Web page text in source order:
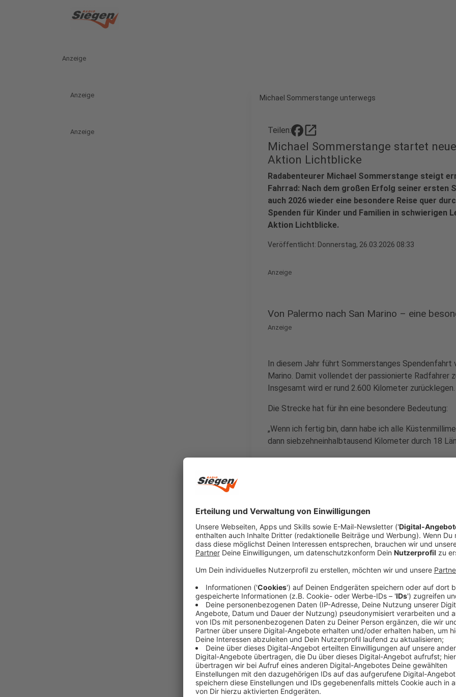
Anzeige
Anzeige
Anzeige
Michael Sommerstange unterwegs
Teilen: open_in_new
Michael Sommerstange startet
Aktion Lichtblicke
Radabenteurer Michael Sommerstange steigt
Fahrrad: Nach dem großen Erfolg seiner ersten
auch 2026 wieder eine besondere Reise quer
Spenden für Kinder und Familien in schwierigen
Aktion Lichtblicke.
Veröffentlicht: Donnerstag, 26.03.2026 08:33
Anzeige
Von Palermo nach San Marino – eine
Anzeige
In diesem Jahr führt Sommerstanges Spendenfahrt
Marino. Damit vollendet der passionierte Radfahrer
Insgesamt wird er rund 2.600 Kilometer zurücklegen.
Die Strecke hat für ihn eine besondere Bedeutung:
„Wenn ich fertig bin, dann habe ich alle
dann siebzehneinhalbtausend Kilometer durch 18
Vor allem die Routen entlang der Küste faszinieren
rechts das Meer und links die Berge hat. Das ist
Anzeige
Radfahren für den guten Zweck:
Anzeige
Warum sammelt Michael Sommerstange Spenden
eine persönliche Motivation.
„Ich habe selbst zwei Söhne und einen sehr guten
Glück, in guten Verhältnissen aufzuwachsen, und
Für ihn steht vor allem der Gedanke der Solidarität
„Man sollte sich fragen: Was kann ich für andere
und ich weiß, dass das Geld dort gut verwendet wird.“